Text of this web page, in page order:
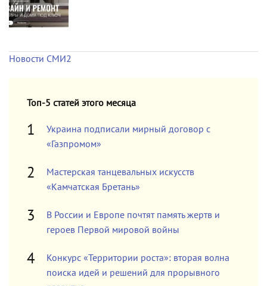
Новости СМИ2
Топ-5 статей этого месяца
Украина подписали мирный договор с
«Газпромом»
Мастерская танцевальных искусств
«Камчатская Бретань»
В России и Европе почтят память жертв и
героев Первой мировой войны
Конкурс «Территории роста»: вторая волна
поиска идей и решений для прорывного